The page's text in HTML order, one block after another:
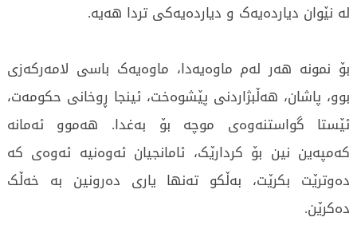
لە نێوان دیاردەیەک و دیاردەیەکی تردا هەیە.
بۆ نمونە هەر لەم ماوەیەدا، ماوەیەک باسی لامەرکەزی
بوو، پاشان، هەڵبژاردنی پێشوەخت، ئینجا ڕوخانی حکومەت،
ئێستا گواستنەوەی موچە بۆ بەغدا. هەموو ئەمانە
کەمپەین نین بۆ کردارێک، ئامانجیان ئەوەنیە ئەوەی کە
دەوترێت بکرێت، بەڵکو تەنها یاری دەرونین بە خەڵک
دەکرێن.